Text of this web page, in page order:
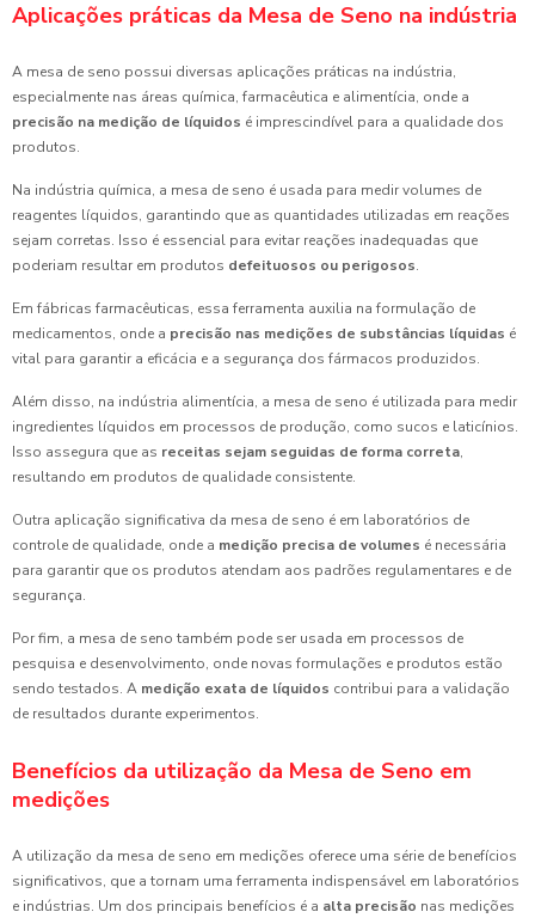
Aplicações práticas da Mesa de Seno na indústria
A mesa de seno possui diversas aplicações práticas na indústria,
especialmente nas áreas química, farmacêutica e alimentícia, onde a
precisão na medição de líquidos é imprescindível para a qualidade dos
produtos.
Na indústria química, a mesa de seno é usada para medir volumes de
reagentes líquidos, garantindo que as quantidades utilizadas em reações
sejam corretas. Isso é essencial para evitar reações inadequadas que
poderiam resultar em produtos defeituosos ou perigosos.
Em fábricas farmacêuticas, essa ferramenta auxilia na formulação de
medicamentos, onde a precisão nas medições de substâncias líquidas é
vital para garantir a eficácia e a segurança dos fármacos produzidos.
Além disso, na indústria alimentícia, a mesa de seno é utilizada para medir
ingredientes líquidos em processos de produção, como sucos e laticínios.
Isso assegura que as receitas sejam seguidas de forma correta,
resultando em produtos de qualidade consistente.
Outra aplicação significativa da mesa de seno é em laboratórios de
controle de qualidade, onde a medição precisa de volumes é necessária
para garantir que os produtos atendam aos padrões regulamentares e de
segurança.
Por fim, a mesa de seno também pode ser usada em processos de
pesquisa e desenvolvimento, onde novas formulações e produtos estão
sendo testados. A medição exata de líquidos contribui para a validação
de resultados durante experimentos.
Benefícios da utilização da Mesa de Seno em
medições
A utilização da mesa de seno em medições oferece uma série de benefícios
significativos, que a tornam uma ferramenta indispensável em laboratórios
e indústrias. Um dos principais benefícios é a alta precisão nas medições